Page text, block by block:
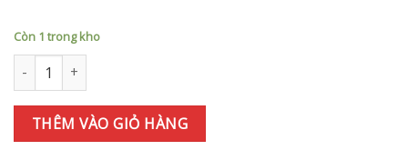
Còn 1 trong kho
Bộ gậy sắt TITLEIST T250★ (2025) 6i(5-9P) 750Neo S (JP) số
THÊM VÀO GIỎ HÀNG